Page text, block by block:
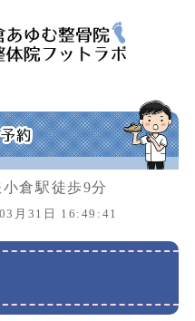
倉駅徒歩9分
月31日 16:49:41